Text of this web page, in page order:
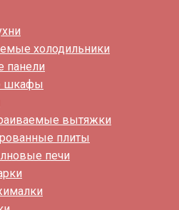
холодильники
панели
шкафы
вытяжки
плиты
печи